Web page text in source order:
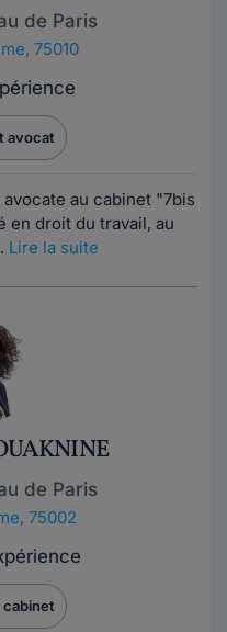
de Paris
75010
avocat
avocate au cabinet "7bis
en droit du travail, au
Lire la suite
de Paris
75002